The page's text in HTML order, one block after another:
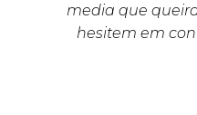
media que
hesitem em